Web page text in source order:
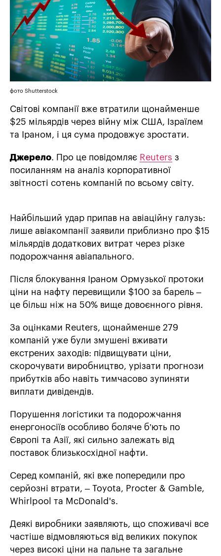
фото Shutterstock
Світові компанії вже втратили щонайменше
$25 мільярдів через війну між США, Ізраїлем
та Іраном, і ця сума продовжує зростати.
Джерело. Про це повідомляє Reuters з
посиланням на аналіз корпоративної
звітності сотень компаній по всьому світу.
Найбільший удар припав на авіаційну галузь:
лише авіакомпанії заявили приблизно про $15
мільярдів додаткових витрат через різке
подорожчання авіапального.
Після блокування Іраном Ормузької протоки
ціни на нафту перевищили $100 за барель –
це більш ніж на 50% вище довоєнного рівня.
За оцінками Reuters, щонайменше 279
компаній уже були змушені вживати
екстрених заходів: підвищувати ціни,
скорочувати виробництво, урізати прогнози
прибутків або навіть тимчасово зупиняти
виплати дивідендів.
Порушення логістики та подорожчання
енергоносіїв особливо боляче б’ють по
Європі та Азії, які сильно залежать від
поставок близькосхідної нафти.
Серед компаній, які вже попередили про
серйозні втрати, – Toyota, Procter & Gamble,
Whirlpool та McDonald's.
Деякі виробники заявляють, що споживачі все
частіше відмовляються від великих покупок
через високі ціни на пальне та загальне